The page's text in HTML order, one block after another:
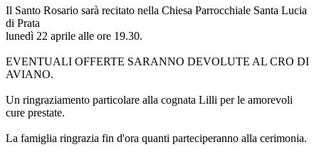
Il Santo Rosario sarà recitato nella Chiesa Parrocchiale Santa Lucia
di Prata
lunedì 22 aprile alle ore 19.30.
EVENTUALI OFFERTE SARANNO DEVOLUTE AL CRO DI
AVIANO.
Un ringraziamento particolare alla cognata Lilli per le amorevoli
cure prestate.
La famiglia ringrazia fin d'ora quanti parteciperanno alla cerimonia.